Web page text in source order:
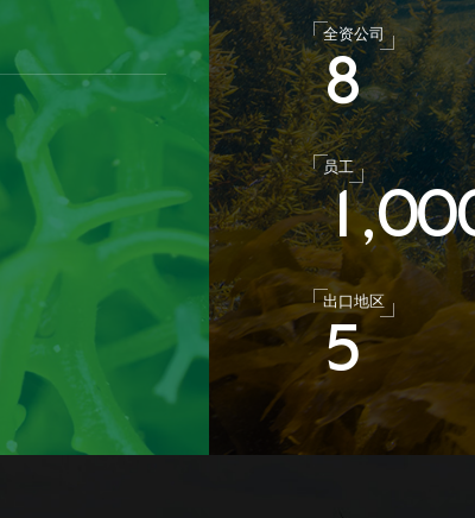
全资公司
8
员工
1,00
出口地区
5